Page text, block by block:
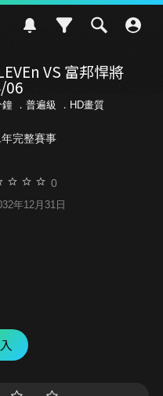
VS 富邦悍將
06
． 普遍級 ．HD畫質
完整賽事
0
年12月31日